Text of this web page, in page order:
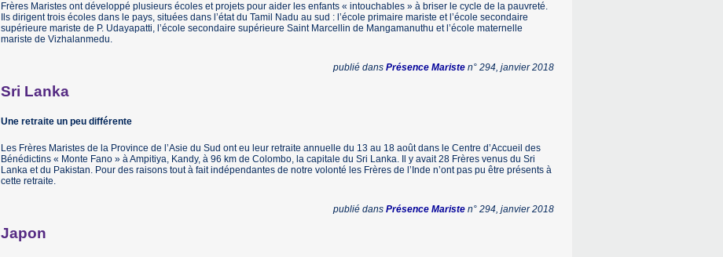
Frères Maristes ont développé plusieurs écoles et projets pour aider les enfants « intouchables » à briser le cycle de la pauvreté.
Ils dirigent trois écoles dans le pays, situées dans l’état du Tamil Nadu au sud : l’école primaire mariste et l’école secondaire
supérieure mariste de P. Udayapatti, l’école secondaire supérieure Saint Marcellin de Mangamanuthu et l’école maternelle
mariste de Vizhalanmedu.
publié dansPrésence Mariste n° 294, janvier 2018
Sri Lanka
Une retraite un peu différente
Les Frères Maristes de la Province de l’Asie du Sud ont eu leur retraite annuelle du 13 au 18 août dans le Centre d’Accueil des
Bénédictins « Monte Fano » à Ampitiya, Kandy, à 96 km de Colombo, la capitale du Sri Lanka. Il y avait 28 Frères venus du Sri
Lanka et du Pakistan. Pour des raisons tout à fait indépendantes de notre volonté les Frères de l’Inde n’ont pas pu être présents à
cette retraite.
publié dansPrésence Mariste n° 294, janvier 2018
Japon